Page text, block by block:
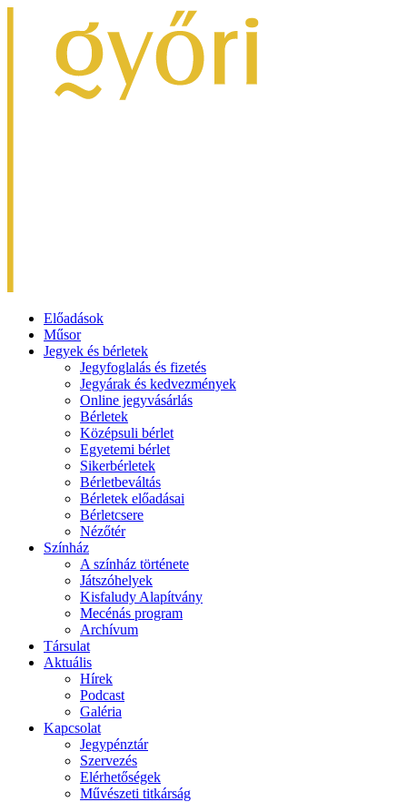
Előadások
Műsor
Jegyek és bérletek
Jegyfoglalás és fizetés
Jegyárak és kedvezmények
Online jegyvásárlás
Bérletek
Középsuli bérlet
Egyetemi bérlet
Sikerbérletek
Bérletbeváltás
Bérletek előadásai
Bérletcsere
Nézőtér
Színház
A színház története
Játszóhelyek
Kisfaludy Alapítvány
Mecénás program
Archívum
Társulat
Aktuális
Hírek
Podcast
Galéria
Kapcsolat
Jegypénztár
Szervezés
Elérhetőségek
Művészeti titkárság